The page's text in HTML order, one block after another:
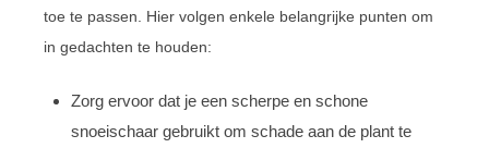
toe te passen. Hier volgen enkele belangrijke punten om
in gedachten te houden:
Zorg ervoor dat je een scherpe en schone
snoeischaar gebruikt om schade aan de plant te